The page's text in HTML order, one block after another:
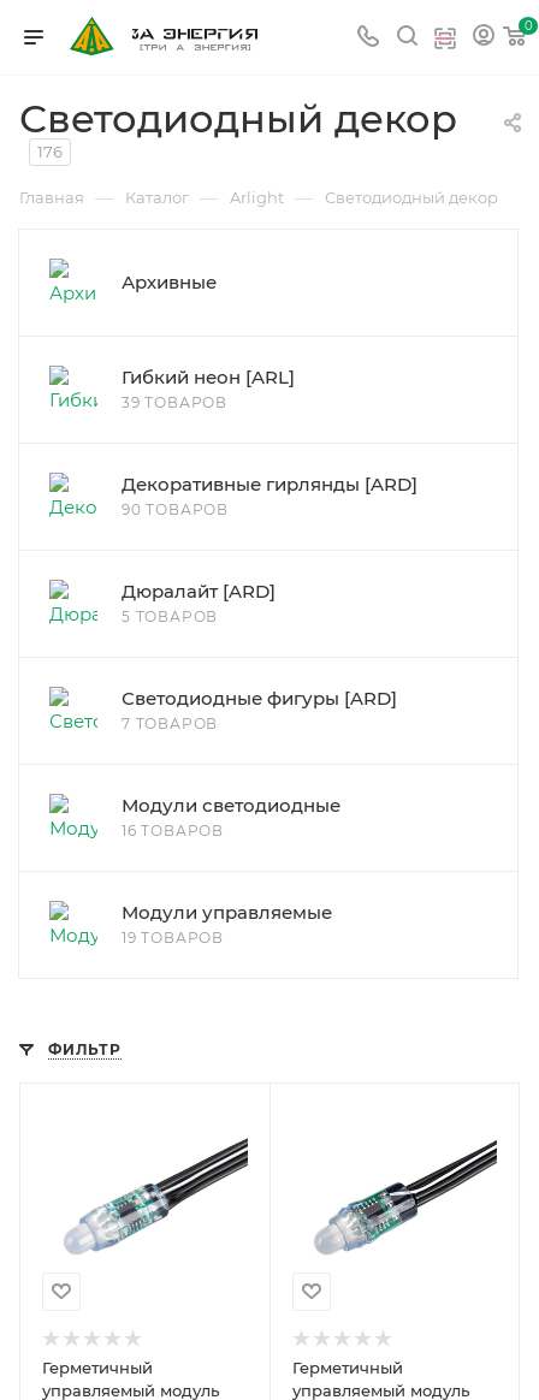
0
Светодиодный декор
176
Главная — Каталог — Arlight — Светодиодный декор
Архивные
Гибкий неон [ARL]
39 ТОВАРОВ
Декоративные гирлянды [ARD]
90 ТОВАРОВ
Дюралайт [ARD]
5 ТОВАРОВ
Светодиодные фигуры [ARD]
7 ТОВАРОВ
Модули светодиодные
16 ТОВАРОВ
Модули управляемые
19 ТОВАРОВ
ФИЛЬТР
Герметичный
управляемый модуль
Герметичный
управляемый модуль